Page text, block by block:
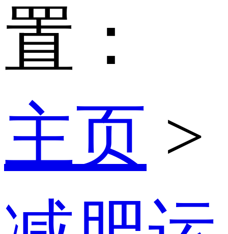
置：
主页 >